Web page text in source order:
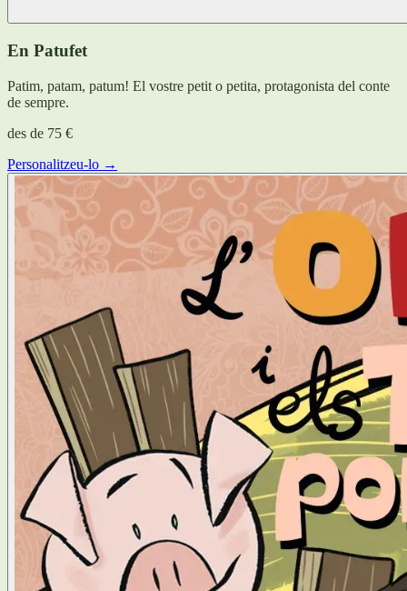
En Patufet
Patim, patam, patum! El vostre petit o petita, protagonista del conte
de sempre.
des de 75 €
Personalitzeu-lo →